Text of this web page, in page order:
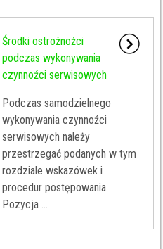
Środki ostrożnoźci
podczas wykonywania
czynnoźci serwisowych
Podczas samodzielnego
wykonywania czynnoźci
serwisowych należy
przestrzegać podanych w tym
rozdziale wskazówek i
procedur postępowania.
Pozycja ...